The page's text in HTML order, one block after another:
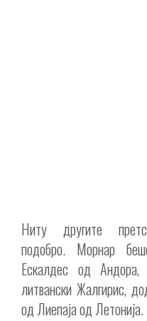
Ниту другите
подобро. Морнар
Ескалдес од Андора,
литвански Жалгирис,
од Лиепаја од Летонија.